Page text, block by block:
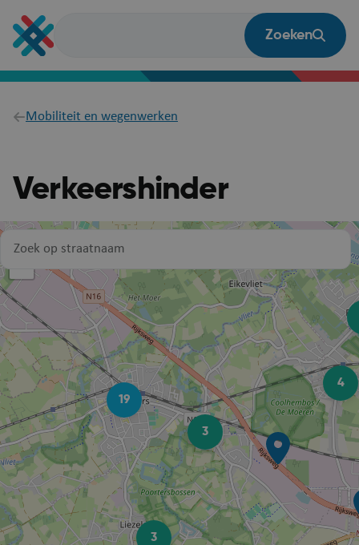
en
naar
inhoud
Zoeken
Breadcrumb
Mobiliteit en wegenwerken
Verkeershinder
3
4
3
19
+